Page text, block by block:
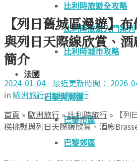
比利時旅遊全攻略
比利時旅遊入門系列
比利時城市攻略
法國
巴黎與周遭
巴黎市區
巴黎郊區
【列日舊城區漫遊】
與列日天際線欣賞、
簡介
2024-01-04 - 最近更新時間： 2026-
in 歐洲旅行,比利時旅行
首頁 » 歐洲旅行 »比利時旅行 »
【
梯挑戰與列日天際線欣賞、酒廠